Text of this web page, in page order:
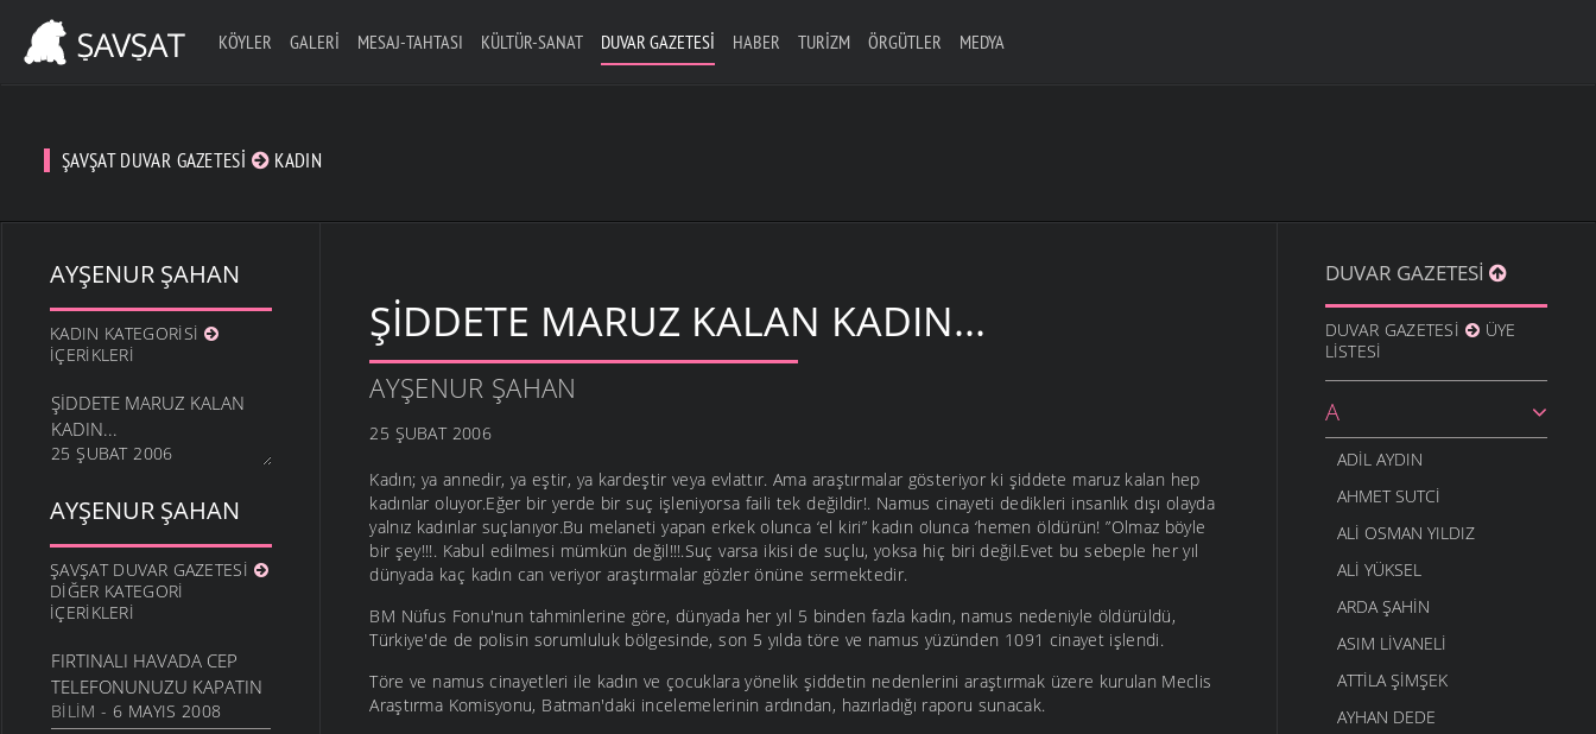
KÖYLER GALERI MESAJ-TAHTASI KÜLTÜR-SANAT DUVAR GAZETESI HABER TURIZM ÖRGÜTLER MEDYA
ŞAVŞAT DUVAR GAZETESI KADIN
AYŞENUR ŞAHAN
KADIN KATEGORISI
İÇERIKLERI
ŞIDDETE MARUZ KALAN
KADIN...
25 ŞUBAT 2006
AYŞENUR ŞAHAN
ŞAVŞAT DUVAR GAZETESI
DIĞER KATEGORI
İÇERIKLERI
FIRTINALI HAVADA CEP
TELEFONUNUZU KAPATIN
BILIM - 6 MAYIS 2008
ŞIDDETE MARUZ KALAN KADIN...
AYŞENUR ŞAHAN
25 ŞUBAT 2006
Kadın; ya annedir, ya eştir, ya kardeştir veya evlattır. Ama araştırmalar gösteriyor ki şiddete maruz kalan hep
kadınlar oluyor.Eğer bir yerde bir suç işleniyorsa faili tek değildir!. Namus cinayeti dedikleri insanlık dışı olayda
yalnız kadınlar suçlanıyor.Bu melaneti yapan erkek olunca ‘el kiri” kadın olunca ‘hemen öldürün! ”Olmaz böyle
bir şey!!!. Kabul edilmesi mümkün değil!!!.Suç varsa ikisi de suçlu, yoksa hiç biri değil.Evet bu sebeple her yıl
dünyada kaç kadın can veriyor araştırmalar gözler önüne sermektedir.
BM Nüfus Fonu'nun tahminlerine göre, dünyada her yıl 5 binden fazla kadın, namus nedeniyle öldürüldü,
Türkiye'de de polisin sorumluluk bölgesinde, son 5 yılda töre ve namus yüzünden 1091 cinayet işlendi.
Töre ve namus cinayetleri ile kadın ve çocuklara yönelik şiddetin nedenlerini araştırmak üzere kurulan Meclis
Araştırma Komisyonu, Batman'daki incelemelerinin ardından, hazırladığı raporu sunacak.
DUVAR GAZETESI
DUVAR GAZETESI
ÜYE
LISTESI
A
ADIL AYDIN
AHMET SUTCI
ALI OSMAN YILDIZ
ALI YÜKSEL
ARDA ŞAHIN
ASIM LIVANELI
ATTILA ŞIMŞEK
AYHAN DEDE